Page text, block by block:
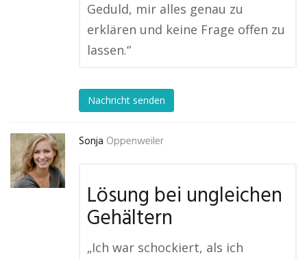
Geduld, mir alles genau zu
erklären und keine Frage offen zu
lassen.“
Nachricht senden
Sonja Oppenweiler
Lösung bei ungleichen
Gehältern
„Ich war schockiert, als ich